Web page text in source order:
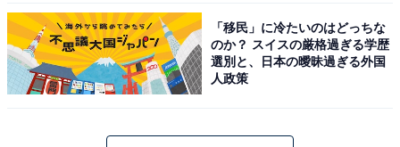
「移民」に冷たいのはどっちな
のか？ スイスの厳格過ぎる学歴
選別と、日本の曖昧過ぎる外国
人政策